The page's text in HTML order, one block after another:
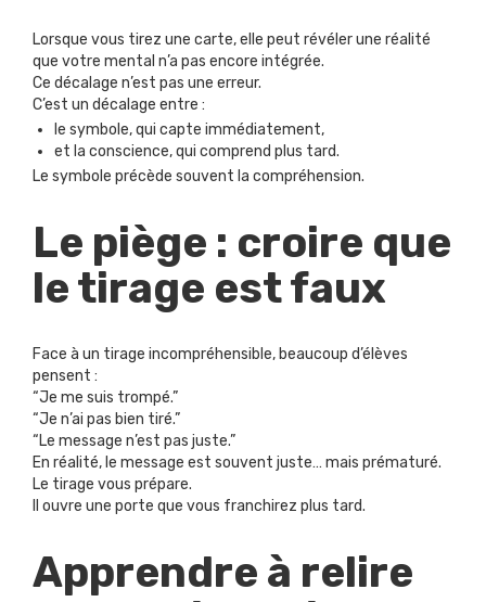
Lorsque vous tirez une carte, elle peut révéler une réalité
que votre mental n’a pas encore intégrée.
Ce décalage n’est pas une erreur.
C’est un décalage entre :
le symbole, qui capte immédiatement,
et la conscience, qui comprend plus tard.
Le symbole précède souvent la compréhension.
Le piège : croire que
le tirage est faux
Face à un tirage incompréhensible, beaucoup d’élèves
pensent :
“Je me suis trompé.”
“Je n’ai pas bien tiré.”
“Le message n’est pas juste.”
En réalité, le message est souvent juste… mais prématuré.
Le tirage vous prépare.
Il ouvre une porte que vous franchirez plus tard.
Apprendre à relire